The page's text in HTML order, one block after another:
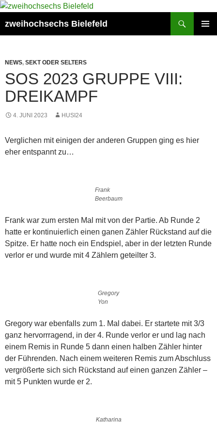
Zum
springen
zweihochsechs Bielefeld
NEWS, SEKT ODER SELTERS
SOS 2023 GRUPPE VIII:
DREIKAMPF
4. JUNI 2023 HUSI24
Verglichen mit einigen der anderen Gruppen ging es hier
eher entspannt zu…
Frank
Beerbaum
Frank war zum ersten Mal mit von der Partie. Ab Runde 2
hatte er kontinuierlich einen ganen Zähler Rückstand auf die
Spitze. Er hatte noch ein Endspiel, aber in der letzten Runde
verlor er und wurde mit 4 Zählern geteilter 3.
Gregory
Yon
Gregory war ebenfalls zum 1. Mal dabei. Er startete mit 3/3
ganz hervorrragend, in der 4. Runde verlor er und lag nach
einem Remis in Runde 5 dann einen halben Zähler hinter
der Führenden. Nach einem weiteren Remis zum Abschluss
vergrößerte sich sich Rückstand auf einen ganzen Zähler –
mit 5 Punkten wurde er 2.
Katharina